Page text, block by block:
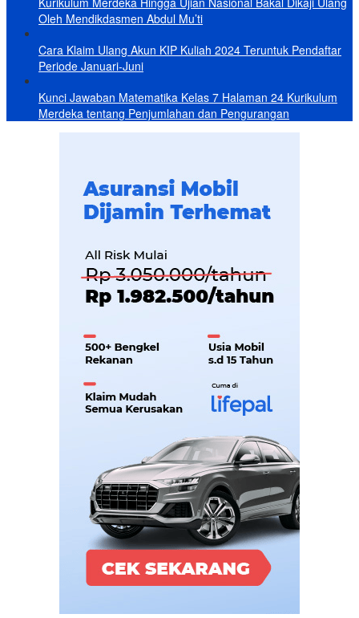
Oleh Mendikdasmen Abdul Mu’ti
Cara Klaim Ulang Akun KIP Kuliah 2024 Teruntuk Pendaftar
Periode Januari-Juni
Kunci Jawaban Matematika Kelas 7 Halaman 24 Kurikulum
Merdeka tentang Penjumlahan dan Pengurangan